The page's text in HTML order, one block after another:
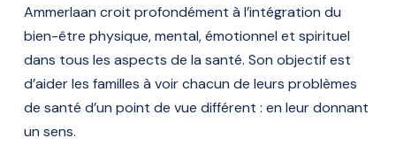
Ammerlaan croit profondément à l’intégration du
bien-être physique, mental, émotionnel et spirituel
dans tous les aspects de la santé. Son objectif est
d’aider les familles à voir chacun de leurs problèmes
de santé d’un point de vue différent : en leur donnant
un sens.